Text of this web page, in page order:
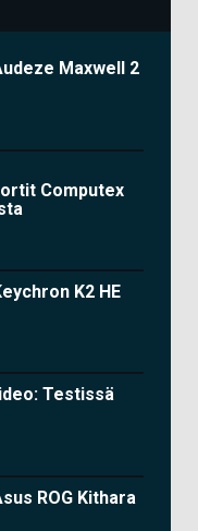
Maxwell 2
Computex
K2 HE
Testissä
ROG Kithara